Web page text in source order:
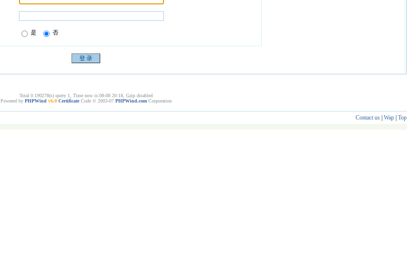
是 否
Total 0.190278(s) query 1, Time now is:08-08 20:18, Gzip disabled
Powered by PHPWind v6.0 Certificate Code © 2003-07 PHPWind.com Corporation
Contact us| Wap| Top